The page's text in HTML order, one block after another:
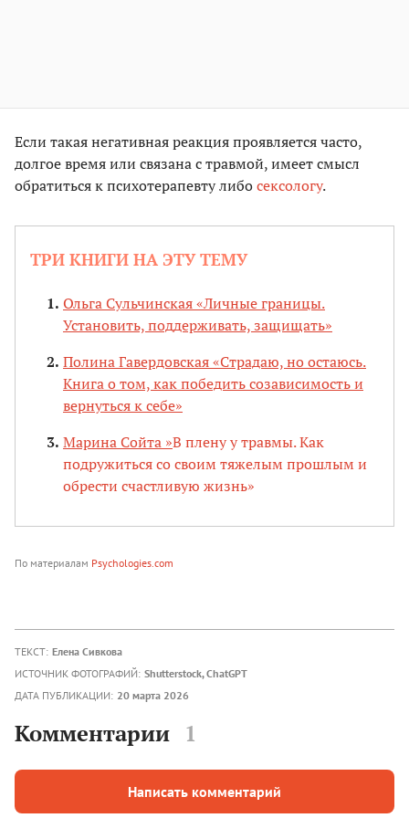
Если такая негативная реакция проявляется часто,
долгое время или связана с травмой, имеет смысл
обратиться к психотерапевту либосексологу.
ТРИ КНИГИ НА ЭТУ ТЕМУ
Ольга Сульчинская «Личные границы.
Установить, поддерживать, защищать»
Полина Гавердовская «Страдаю, но остаюсь.
Книга о том, как победить созависимость и
вернуться к себе»
Марина Сойта »В плену у травмы. Как
подружиться со своим тяжелым прошлым и
обрести счастливую жизнь»
По материалам Psychologies.com
ТЕКСТ: Елена Сивкова
ИСТОЧНИК ФОТОГРАФИЙ: Shutterstock, ChatGPT
ДАТА ПУБЛИКАЦИИ: 20 марта 2026
Комментарии 1
Написать комментарий